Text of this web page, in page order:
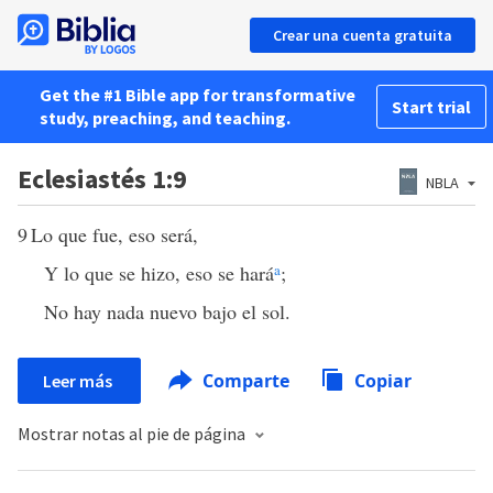
Crear una cuenta gratuita
Get the #1 Bible app for transformative
study, preaching, and teaching.
Start trial
Eclesiastés 1:9 NBLA
9Lo que fue, eso será,
Y lo que se hizo, eso se haráa;
No hay nada nuevo bajo el sol.
Leer más Comparte Copiar
Mostrar notas al pie de página